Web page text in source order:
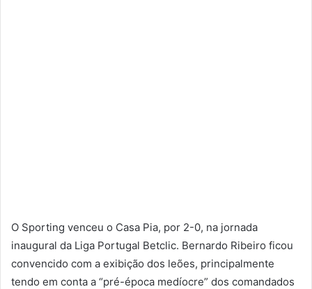
O Sporting venceu o Casa Pia, por 2-0, na jornada
inaugural da Liga Portugal Betclic. Bernardo Ribeiro ficou
convencido com a exibição dos leões, principalmente
tendo em conta a “pré-época medíocre” dos comandados